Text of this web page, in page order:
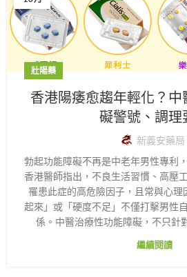
壯陽藥
香港陽痿愈趨年輕化？
礙警號、調理
新義安藥局
勃起功能障礙不再是中老年男性專利
香港醫師指出，不良生活習慣、高壓
罹患此症的高危險因子，且常與心理
起來」或「硬度不足」不僅打擊男性
係。中醫治療性功能障礙，不只針
繼續閱讀